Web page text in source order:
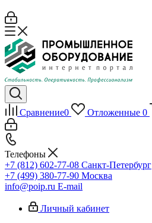
Сравнение0 Отложенные 0
Телефоны
+7 (812) 602-77-08 Санкт-Петербург
+7 (499) 380-77-90 Москва
info@poip.ru E-mail
Личный кабинет